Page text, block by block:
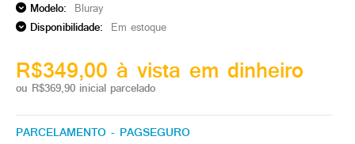
Modelo: Bluray
Disponibilidade: Em estoque
R$349,00 à vista em dinheiro
ou R$369,90 inicial parcelado
PARCELAMENTO - PAGSEGURO